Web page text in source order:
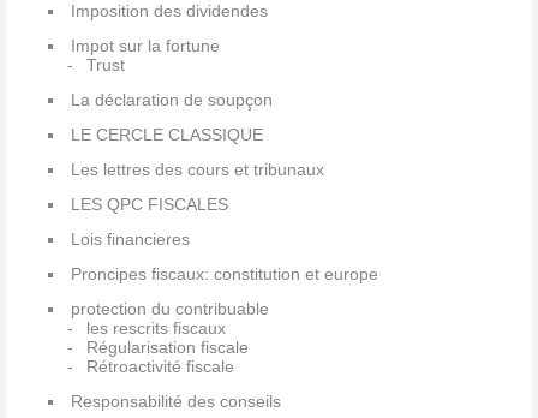
Imposition des dividendes
Impot sur la fortune
Trust
La déclaration de soupçon
LE CERCLE CLASSIQUE
Les lettres des cours et tribunaux
LES QPC FISCALES
Lois financieres
Proncipes fiscaux: constitution et europe
protection du contribuable
les rescrits fiscaux
Régularisation fiscale
Rétroactivité fiscale
Responsabilité des conseils